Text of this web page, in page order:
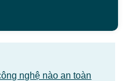
nghệ nào an toàn